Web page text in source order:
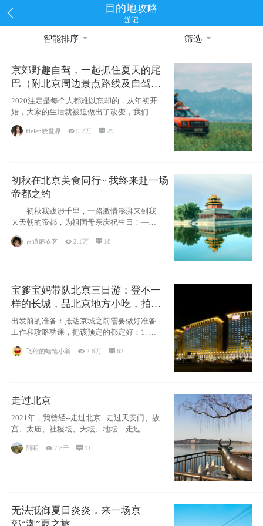
目的地攻略
游记
智能排序 筛选
京郊野趣自驾，一起抓住夏天的尾
巴（附北京周边景点路线及自驾攻
略）
2020注定是每个人都难以忘却的，从年初开
始，大家的生活就被迫做出了改变，我们也
不例外。本来双双辞职是为
Helen晓世界 9.2万 29
初秋在北京美食同行~ 我终来赴一场
帝都之约
初秋我跋涉千里，一路激情澎湃来到我
大天朝的帝都，为祖国母亲庆祝生日！——
古道麻衣客 2.1万  18
宝爹宝妈带队北京三日游：登不一
样的长城，品北京地方小吃，拍盘
古七星夜景！
出发前的准备：抵达京城之前需要做好准备
工作和攻略功课，把该预定的都定好：1. 酒
飞翔的蜡笔小新 2.8万 62
走过北京
2021年，我曾经--走过北京...走过天安门、故
宫、太庙、社稷坛、天坛、地坛…走过
阿眀 7.8千  11
无法抵御夏日炎炎，来一场京